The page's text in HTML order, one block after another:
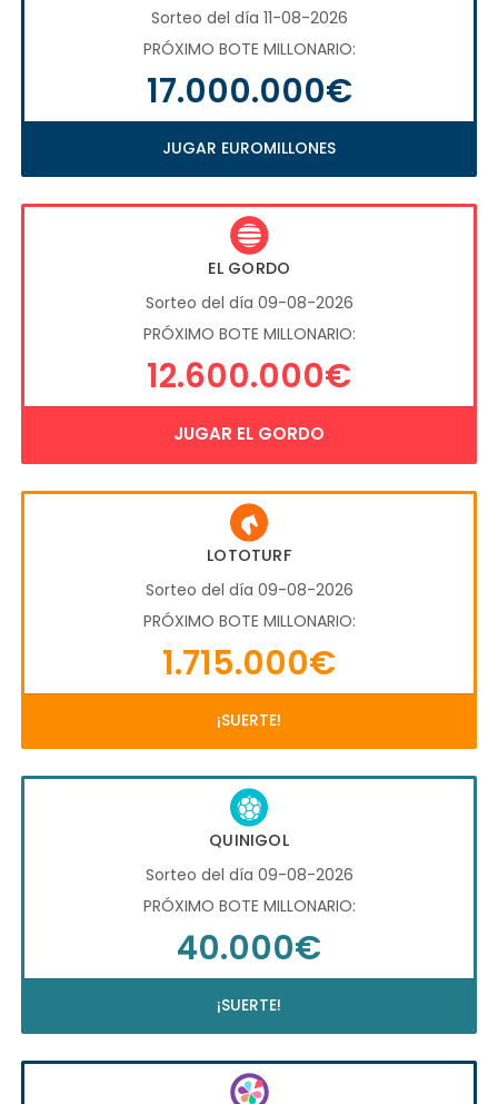
Sorteo del día 11-08-2026
PRÓXIMO BOTE MILLONARIO:
17.000.000€
JUGAR EUROMILLONES
EL GORDO
Sorteo del día 09-08-2026
PRÓXIMO BOTE MILLONARIO:
12.600.000€
JUGAR EL GORDO
LOTOTURF
Sorteo del día 09-08-2026
PRÓXIMO BOTE MILLONARIO:
1.715.000€
¡SUERTE!
QUINIGOL
Sorteo del día 09-08-2026
PRÓXIMO BOTE MILLONARIO:
40.000€
¡SUERTE!